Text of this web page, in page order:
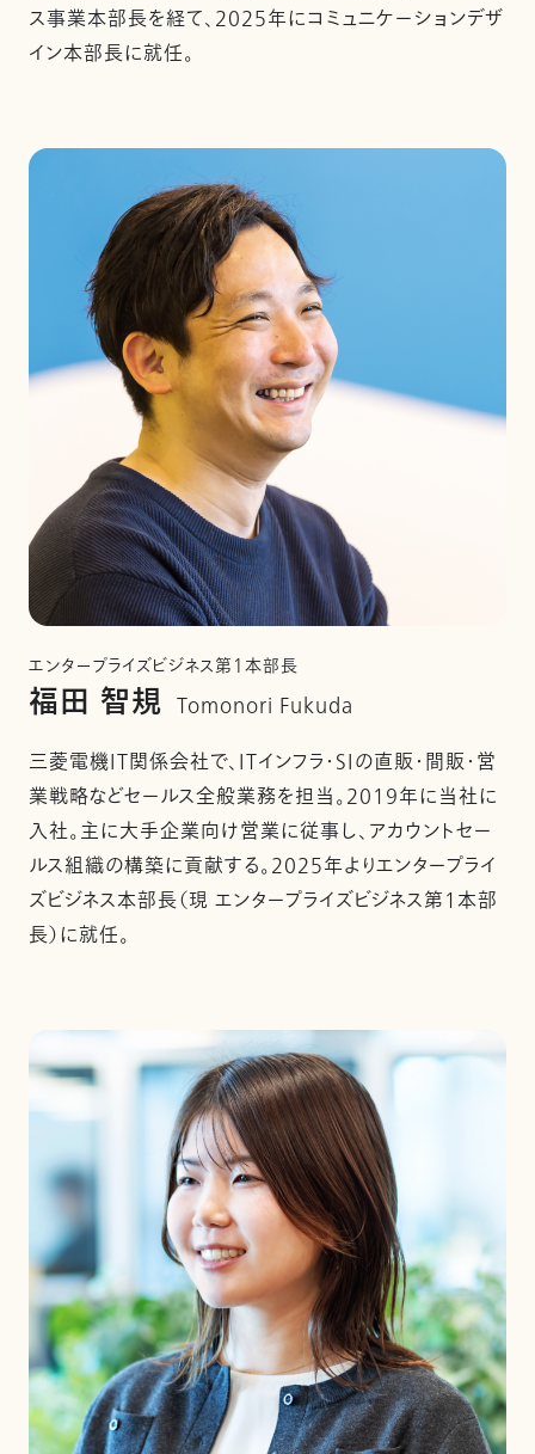
ス事業本部長を経て、2025年にコミュニケーションデザ
イン本部長に就任。
エンタープライズビジネス第1本部長
福田 智規 Tomonori Fukuda
三菱電機IT関係会社で、ITインフラ・SIの直販・間販・営
業戦略などセールス全般業務を担当。2019年に当社に
入社。主に大手企業向け営業に従事し、アカウントセー
ルス組織の構築に貢献する。2025年よりエンタープライ
ズビジネス本部長（現 エンタープライズビジネス第1本部
長）に就任。